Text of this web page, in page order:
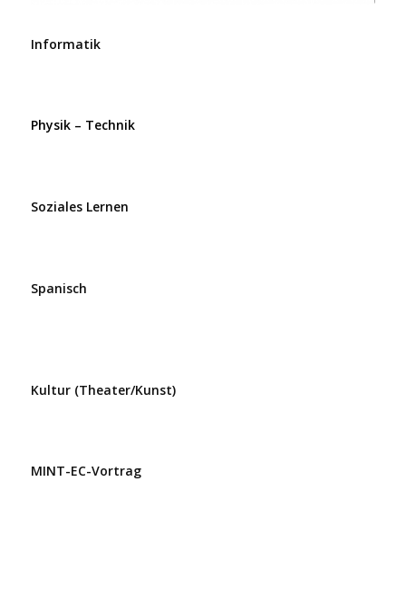
Informatik
Physik – Technik
Soziales Lernen
Spanisch
Kultur (Theater/Kunst)
MINT-EC-Vortrag